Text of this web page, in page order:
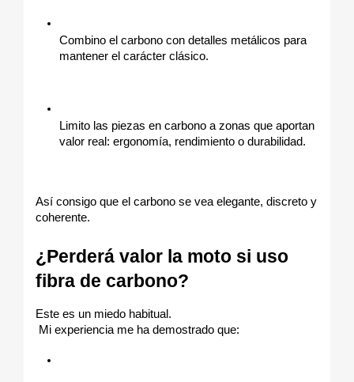
Combino el carbono con detalles metálicos para
mantener el carácter clásico.
Limito las piezas en carbono a zonas que aportan
valor real: ergonomía, rendimiento o durabilidad.
Así consigo que el carbono se vea elegante, discreto y
coherente.
¿Perderá valor la moto si uso
fibra de carbono?
Este es un miedo habitual.
Mi experiencia me ha demostrado que: